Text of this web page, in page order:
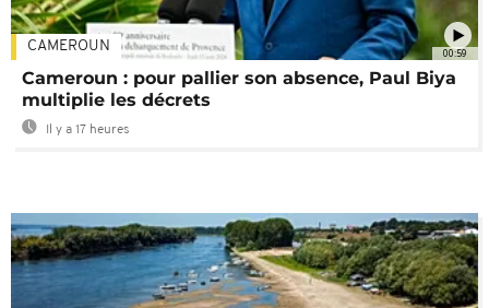
00:59
CAMEROUN
Cameroun : pour pallier son absence, Paul Biya
multiplie les décrets
Il y a 17 heures